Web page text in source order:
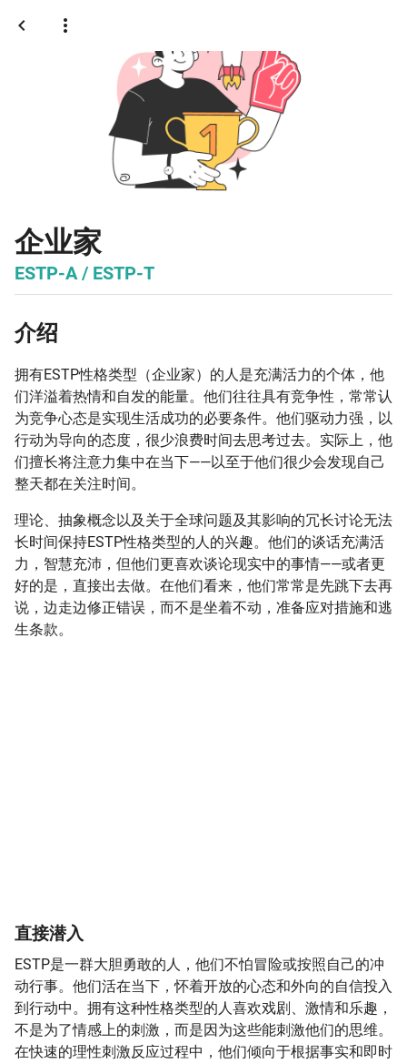
企业家
ESTP-A / ESTP-T
介绍
拥有ESTP性格类型（企业家）的人是充满活力的个体，他
们洋溢着热情和自发的能量。他们往往具有竞争性，常常认
为竞争心态是实现生活成功的必要条件。他们驱动力强，以
行动为导向的态度，很少浪费时间去思考过去。实际上，他
们擅长将注意力集中在当下——以至于他们很少会发现自己
整天都在关注时间。
理论、抽象概念以及关于全球问题及其影响的冗长讨论无法
长时间保持ESTP性格类型的人的兴趣。他们的谈话充满活
力，智慧充沛，但他们更喜欢谈论现实中的事情——或者更
好的是，直接出去做。在他们看来，他们常常是先跳下去再
说，边走边修正错误，而不是坐着不动，准备应对措施和逃
生条款。
直接潜入
ESTP是一群大胆勇敢的人，他们不怕冒险或按照自己的冲
动行事。他们活在当下，怀着开放的心态和外向的自信投入
到行动中。拥有这种性格类型的人喜欢戏剧、激情和乐趣，
不是为了情感上的刺激，而是因为这些能刺激他们的思维。
在快速的理性刺激反应过程中，他们倾向于根据事实和即时